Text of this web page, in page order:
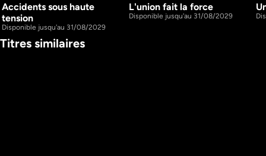
S5 E1
Accidents sous haute
tension
Disponible jusqu'au 31/08/2029
S5 E9 1h11m
L'union fait la force
Disponible jusqu'au 31/08/2029
Titres similaires